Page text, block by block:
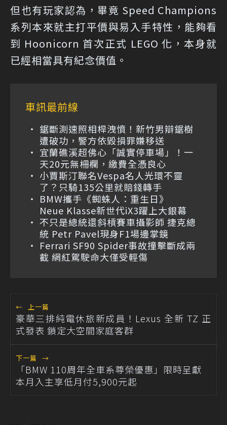
但也有玩家認為，畢竟 Speed Champions
系列本來就主打平價與易入手特性，能夠看
到 Hoonicorn 首次正式 LEGO 化，本身就
已經相當具有紀念價值。
車訊最前線
鋸斷測速照相桿洩憤！新竹男辯鋸樹
遭破功，警方依毀損罪嫌移送
宜蘭礁溪超佛心「誠實停車場」！一
天20元無柵欄，繳費全憑良心
小賈斯汀聯名Vespa名人光環不靈
了？只騎135公里就賠錢轉手
BMW攜手《蜘蛛人：重生日》
Neue Klasse新世代iX3躍上大銀幕
不只是總統還斜槓賽車攝影師 捷克總
統 Petr Pavel現身F1場邊掌鏡
Ferrari SF90 Spider事故撞擊斷成兩
截 網紅駕駛命大僅受輕傷
← 上一篇
豪華三排純電休旅新成員！Lexus 全新 TZ 正
式發表 鎖定大空間家庭客群
下一篇 →
「BMW 110周年全車系尊榮優惠」限時呈獻
本月入主享低月付5,900元起